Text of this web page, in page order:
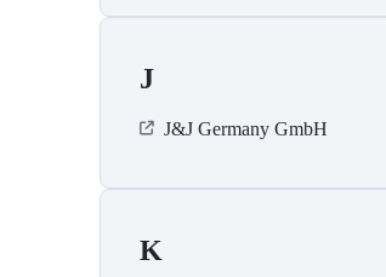
J
J&J Germany GmbH
K